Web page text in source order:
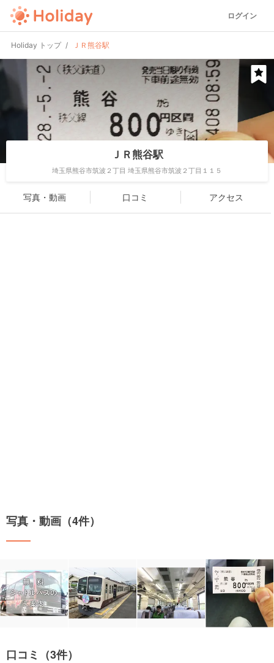
ログイン
Holiday トップ ＪＲ熊谷駅
ＪＲ熊谷駅
埼玉県熊谷市筑波２丁目 埼玉県熊谷市筑波２丁目１１５
写真・動画 口コミ アクセス
写真・動画（4件）
口コミ（3件）